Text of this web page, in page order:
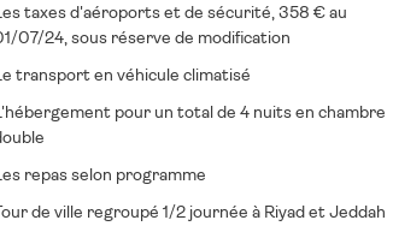
taxes d'aéroports et de sécurité, 358 € au
07/24, sous réserve de modification
transport en véhicule climatisé
pour un total de 4 nuits en chambre
repas selon programme
de ville regroupé 1/2 journée à Riyad et Jeddah